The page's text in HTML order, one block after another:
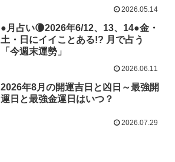
2026.05.14
●月占い🌘2026年6/12、13、14●金・
土・日にイイことある!? 月で占う
「今週末運勢」
2026.06.11
2026年8月の開運吉日と凶日～最強開
運日と最強金運日はいつ？
2026.07.29